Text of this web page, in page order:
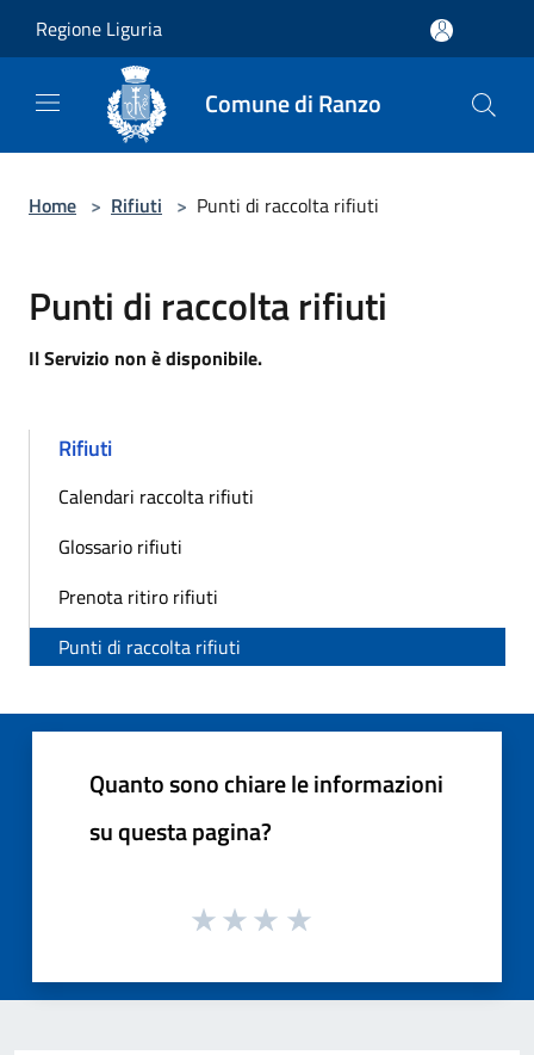
Regione Liguria
Comune di Ranzo
Home > Rifiuti > Punti di raccolta rifiuti
Punti di raccolta rifiuti
Il Servizio non è disponibile.
Rifiuti
Calendari raccolta rifiuti
Glossario rifiuti
Prenota ritiro rifiuti
Punti di raccolta rifiuti
Quanto sono chiare le informazioni
su questa pagina?